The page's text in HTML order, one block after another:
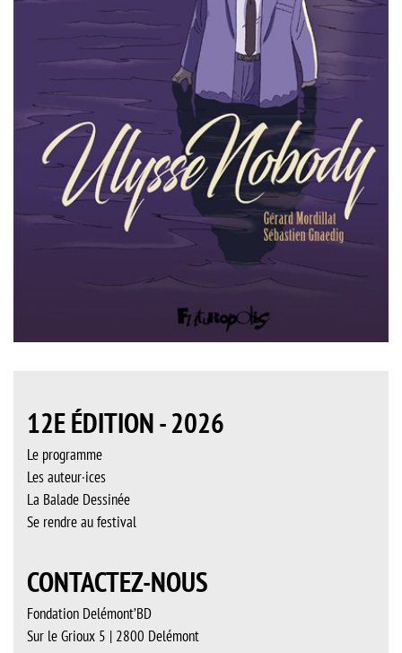
12E ÉDITION - 2026
Le programme
Les auteur·ices
La Balade Dessinée
Se rendre au festival
CONTACTEZ-NOUS
Fondation Delémont’BD
Sur le Grioux 5 | 2800 Delémont